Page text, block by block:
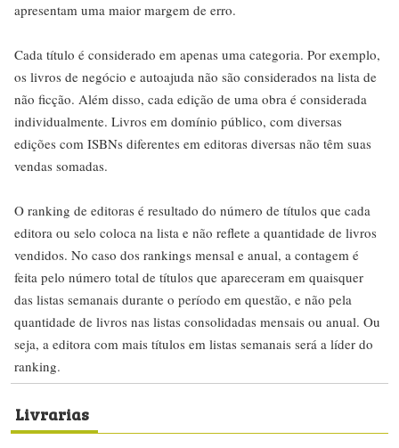
apresentam uma maior margem de erro.
Cada título é considerado em apenas uma categoria. Por exemplo,
os livros de negócio e autoajuda não são considerados na lista de
não ficção. Além disso, cada edição de uma obra é considerada
individualmente. Livros em domínio público, com diversas
edições com ISBNs diferentes em editoras diversas não têm suas
vendas somadas.
O ranking de editoras é resultado do número de títulos que cada
editora ou selo coloca na lista e não reflete a quantidade de livros
vendidos. No caso dos rankings mensal e anual, a contagem é
feita pelo número total de títulos que apareceram em quaisquer
das listas semanais durante o período em questão, e não pela
quantidade de livros nas listas consolidadas mensais ou anual. Ou
seja, a editora com mais títulos em listas semanais será a líder do
ranking.
Livrarias